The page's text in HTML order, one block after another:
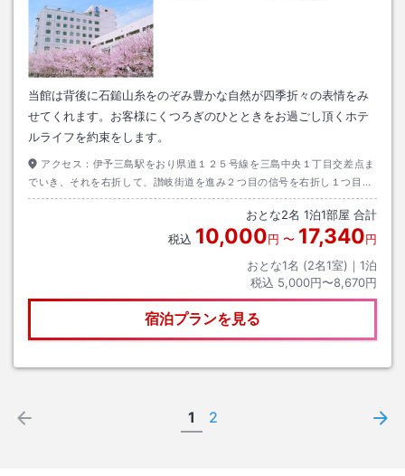
当館は背後に石鎚山糸をのぞみ豊かな自然が四季折々の表情をみ
せてくれます。お客様にくつろぎのひとときをお過ごし頂くホテ
ルライフを約束をします。
アクセス： 伊予三島駅をおり県道１２５号線を三島中央１丁目交差点ま
でいき、それを右折して、讃岐街道を進み２つ目の信号を右折し１つ目の
信号を左折すると右側に当館はござます。
おとな2名 1泊1部屋 合計
税込 10,000円 〜 17,340円
おとな1名 (2名1室)｜ 1泊
税込 5,000円〜8,670円
宿泊プランを見る
1 2